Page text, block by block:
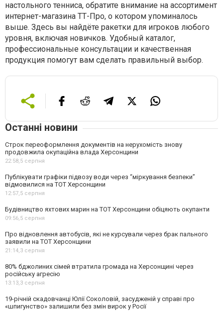
настольного тенниса, обратите внимание на ассортимент
интернет-магазина ТТ-Про, о котором упоминалось
выше. Здесь вы найдёте ракетки для игроков любого
уровня, включая новичков. Удобный каталог,
профессиональные консультации и качественная
продукция помогут вам сделать правильный выбор.
Останні новини
Строк переоформлення документів на нерухомість знову
продовжила окупаційна влада Херсонщини
22:58,5 серпня
Публікувати графіки підвозу води через “міркування безпеки”
відмовилися на ТОТ Херсонщини
12:57,5 серпня
Будівництво яхтових марин на ТОТ Херсонщини обіцяють окупанти
09:56,5 серпня
Про відновлення автобусів, які не курсували через брак пального
заявили на ТОТ Херсонщини
21:14,3 серпня
80% бджолиних сімей втратила громада на Херсонщині через
російську агресію
13:13,3 серпня
19-річній скадовчанці Юлії Соколовій, засудженій у справі про
«шпигунство» залишили без змін вирок у Росії